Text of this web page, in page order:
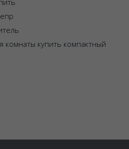
комнаты купить компактный